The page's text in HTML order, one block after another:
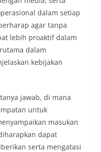
dalam setiap
agar tanpa
lebih proaktif dalam
dalam
kebijakan
jawab, di mana
untuk
masukan
dapat
serta mengatasi